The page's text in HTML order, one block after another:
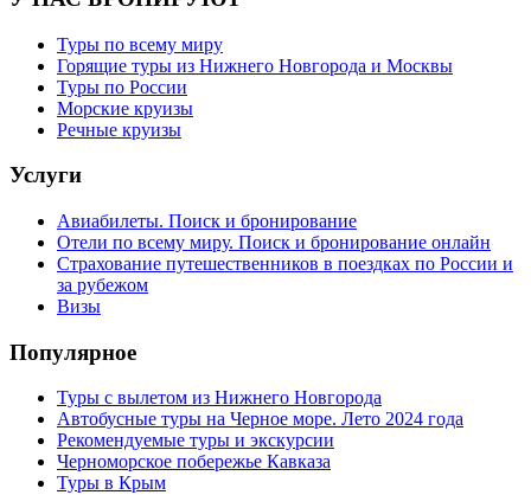
Туры по всему миру
Горящие туры из Нижнего Новгорода и Москвы
Туры по России
Морские круизы
Речные круизы
Услуги
Авиабилеты. Поиск и бронирование
Отели по всему миру. Поиск и бронирование онлайн
Страхование путешественников в поездках по России и
за рубежом
Визы
Популярное
Туры с вылетом из Нижнего Новгорода
Автобусные туры на Черное море. Лето 2024 года
Рекомендуемые туры и экскурсии
Черноморское побережье Кавказа
Туры в Крым